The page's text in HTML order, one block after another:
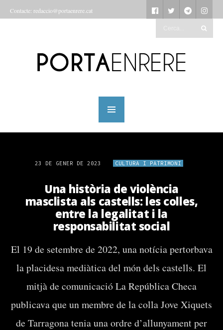
Contacte: redaccio@portaenrere.cat
23 DE GENER DE 2023 CULTURA I PATRIMONI
Una història de violència
masclista als castells: les colles,
entre la legalitat i la
responsabilitat social
El 19 de setembre de 2022, una notícia pertorbava
la placidesa mediàtica del món dels castells. El
mitjà de comunicació La República Checa
publicava que un membre de la colla Jove Xiquets
de Tarragona tenia una ordre d’allunyament per